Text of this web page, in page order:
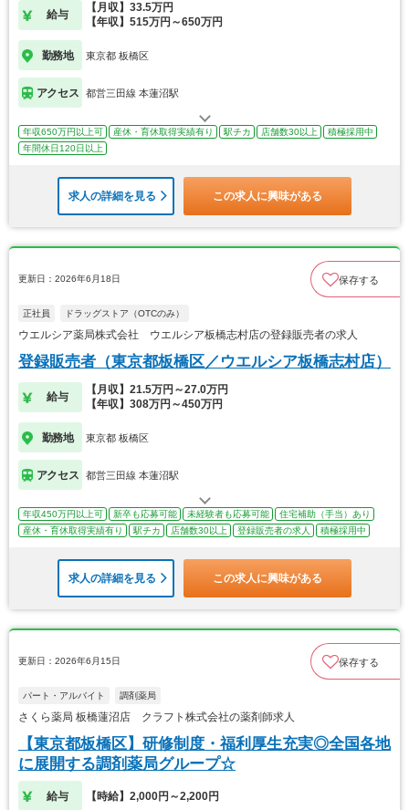
給与
【月収】33.5万円
【年収】515万円～650万円
勤務地 東京都 板橋区
アクセス 都営三田線 本蓮沼駅
年収650万円以上可 産休・育休取得実績有り 駅チカ 店舗数30以上
積極採用中
年間休日120日以上
求人の詳細を見る この求人に興味がある
更新日：2026年6月18日 保存する
正社員 ドラッグストア（OTCのみ）
ウエルシア薬局株式会社 ウエルシア板橋志村店の登録販売者の求人
登録販売者（東京都板橋区／ウエルシア板橋志村店）
給与
【月収】21.5万円～27.0万円
【年収】308万円～450万円
勤務地 東京都 板橋区
アクセス 都営三田線 本蓮沼駅
年収450万円以上可 新卒も応募可能 未経験者も応募可能
住宅補助（手当）あり
産休・育休取得実績有り
駅チカ 店舗数30以上 登録販売者の求人 積極採用中
求人の詳細を見る この求人に興味がある
更新日：2026年6月15日 保存する
パート・アルバイト 調剤薬局
さくら薬局 板橋蓮沼店 クラフト株式会社の薬剤師求人
【東京都板橋区】研修制度・福利厚生充実◎全国各地
に展開する調剤薬局グループ☆
給与 【時給】2,000円～2,200円